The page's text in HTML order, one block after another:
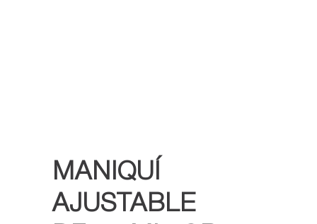
MANIQUÍ
AJUSTABLE